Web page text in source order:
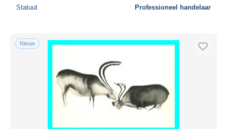
Statuut Professioneel handelaar
Nieuw